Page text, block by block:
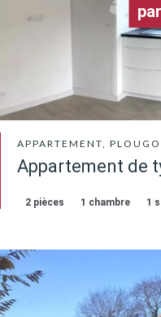
APPARTEMENT,
Appartement de
2 pièces 1 chambre 1